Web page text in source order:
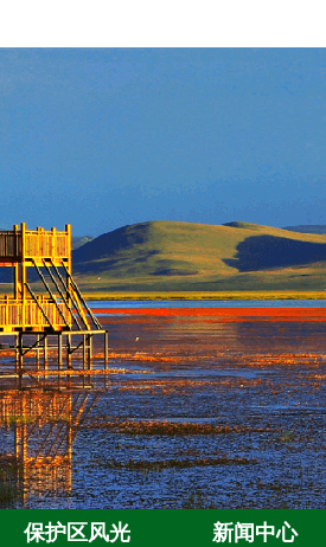
保护区风光 新闻中心